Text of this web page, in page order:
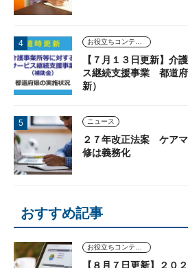
【７月１３日更新】介
ス継続支援事業 都道
新）
ニュース
２７年改正法案 ケア
修は義務化
おすすめ記事
【８月７日更新】２０